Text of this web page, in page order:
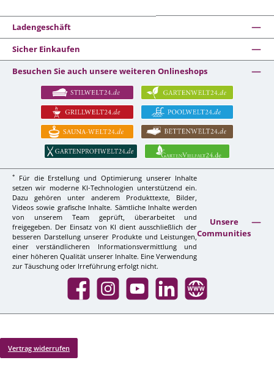
Ladengeschäft
Sicher Einkaufen
Besuchen Sie auch unsere weiteren Onlineshops
*
Für die Erstellung und Optimierung unserer Inhalte
setzen wir moderne KI-Technologien unterstützend ein.
Dazu gehören unter anderem Produkttexte, Bilder,
Videos sowie grafische Inhalte. Sämtliche Inhalte werden
von unserem Team geprüft, überarbeitet und
freigegeben. Der Einsatz von KI dient ausschließlich der
besseren Darstellung unserer Produkte und Leistungen,
einer verständlicheren Informationsvermittlung und
einer höheren Qualität unserer Inhalte. Eine Verwendung
zur Täuschung oder Irreführung erfolgt nicht.
Unsere
Communities
Facebook InstagramYouTube LinkedIn Website
Vertrag widerrufen